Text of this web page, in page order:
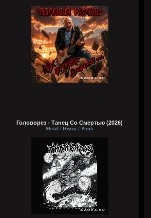
Головорез - Tанец Со Смертью (2026)
Metal / Heavy / Punk